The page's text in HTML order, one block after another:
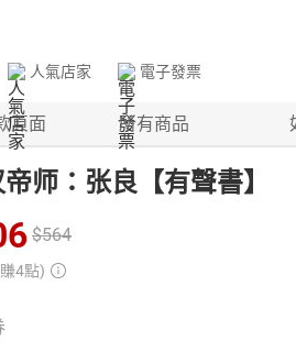
人氣店家 電子發票
頁面 所有商品
师：张良【有聲書】
$564
4點)